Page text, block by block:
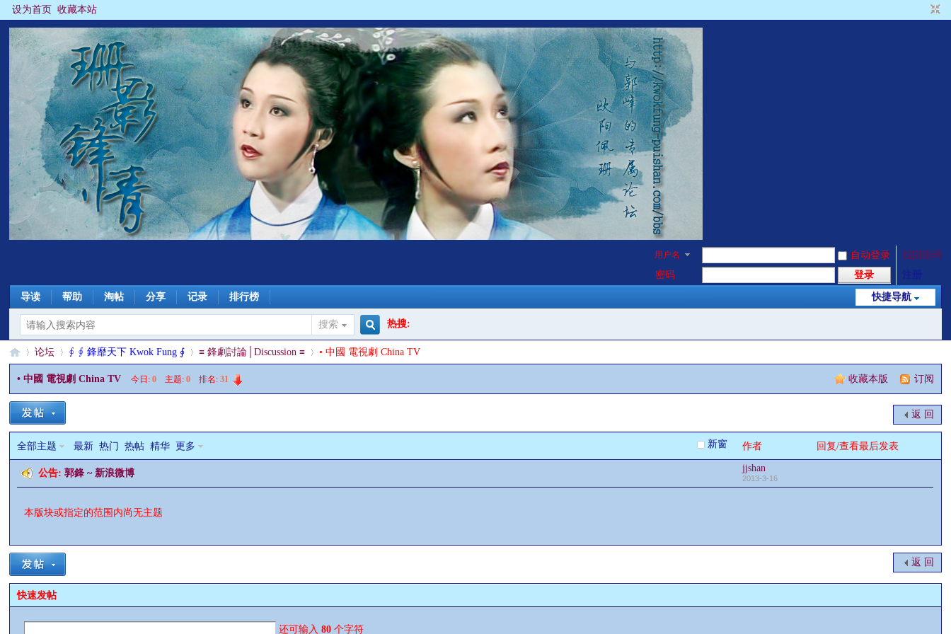
设为首页 收藏本站
用户名 自动登录
找回密码
密码
登录
快捷导航
导读 帮助 淘帖 分享 记录 排行榜
搜索
搜
热搜:
珊
»
论坛
›
∮ ∮ 鋒靡天下 Kwok Fung ∮ ≡ 鋒劇討論│Discussion ≡ • 中國 電視劇 China TV
收藏本版 订阅
• 中國 電視劇 China TV 今日:0 主题:0 排名:31
返 回
新窗
全部主题 最新 热门 热帖 精华 更多 作者 回复/查看最后发表
公告:郭鋒 ~ 新浪微博 jjshan
2013-3-16
本版块或指定的范围内尚无主题
返 回
快速发帖
还可输入80 个字符